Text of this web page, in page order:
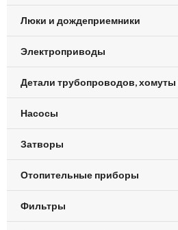
Люки и дождеприемники
Электроприводы
Детали трубопроводов, хомуты
Насосы
Затворы
Отопительные приборы
Фильтры